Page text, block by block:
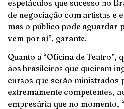
espetáculos que sucesso no
de negociação com artistas e
mas o público pode aguardar
vem por aí”, garante.
Quanto a “Oficina de Teatro”,
aos brasileiros que queiram
cursos que serão ministrados
extremamente competentes,
empresária que no momento,